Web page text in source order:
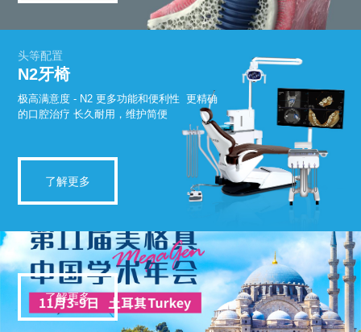
头等配置
N2牙椅
极高满意度 - N2 更多功能和便利性 更精确
的口腔治疗 长久耐用，维护简便
了解更多
了解更多